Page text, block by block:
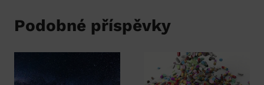
Podobné příspěvky